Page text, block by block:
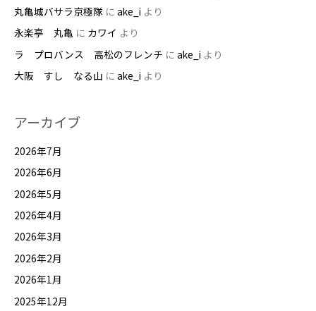
丸亀城バサラ京極隊 に ake_i より
永楽亭 丸亀 に カワイ より
ラ プロバンス 高松のフレンチ に ake_i より
大阪 すし なる山 に ake_i より
アーカイブ
2026年7月
2026年6月
2026年5月
2026年4月
2026年3月
2026年2月
2026年1月
2025年12月